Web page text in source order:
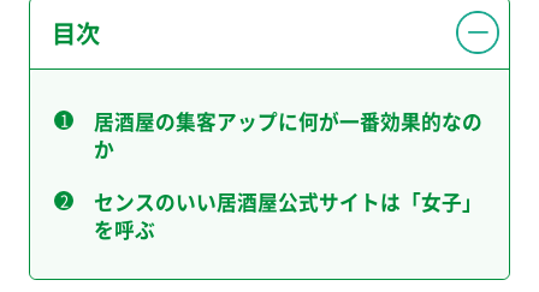
目次
居酒屋の集客アップに何が一番効果的なの
か
センスのいい居酒屋公式サイトは「女子」
を呼ぶ